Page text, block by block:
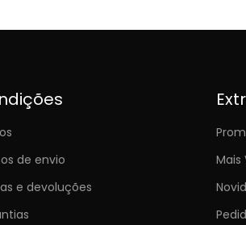
de envio
e devoluções
Mais